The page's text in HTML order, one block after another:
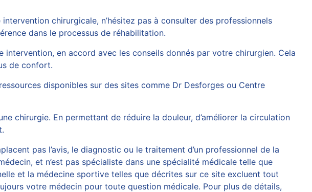
chirurgicale, n’hésitez pas à consulter des professionnels
dans le processus de réhabilitation.
en accord avec les conseils donnés par votre chirurgien. Cela
de confort.
disponibles sur des sites comme Dr Desforges ou Centre
chirurgie. En permettant de réduire la douleur, d’améliorer la circulation
pas l’avis, le diagnostic ou le traitement d’un professionnel de la
et n’est pas spécialiste dans une spécialité médicale telle que
et la médecine sportive telles que décrites sur ce site excluent tout
votre médecin pour toute question médicale. Pour plus de détails,